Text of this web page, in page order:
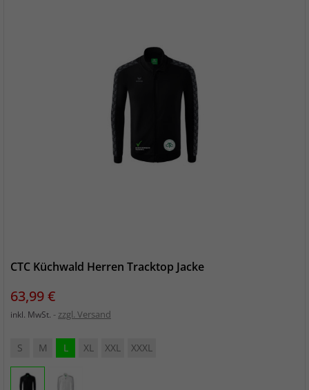
CTC Küchwald Herren Tracktop Jacke
Preis
63,99 €
inkl. MwSt. zzgl. Versand
S M L XL XXL XXXL